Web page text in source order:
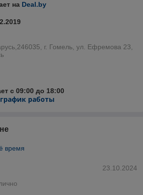
на Deal.by
г. Гомель, ул. Ефремова 23,
с 09:00 до 18:00
работы
время
23.10.2024